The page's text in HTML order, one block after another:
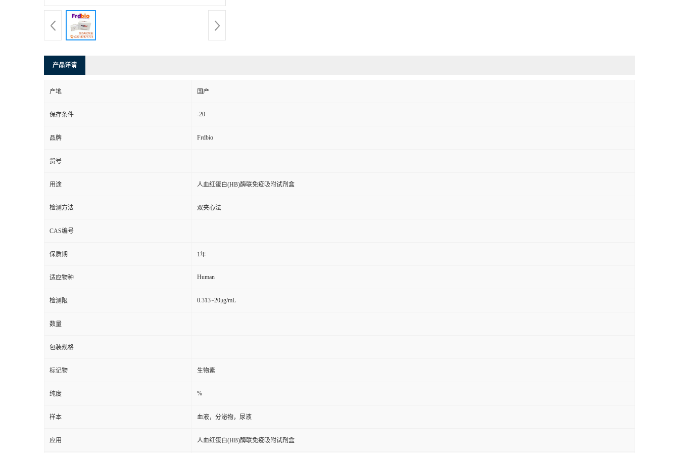
产品详请
产地 国产
保存条件 -20
品牌 Frdbio
货号
用途 人血红蛋白(HB)酶联免疫吸附试剂盒
检测方法 双夹心法
CAS编号
保质期 1年
适应物种 Human
检测限 0.313~20μg/mL
数量
包装规格
标记物 生物素
纯度 %
样本 血液，分泌物，尿液
应用 人血红蛋白(HB)酶联免疫吸附试剂盒